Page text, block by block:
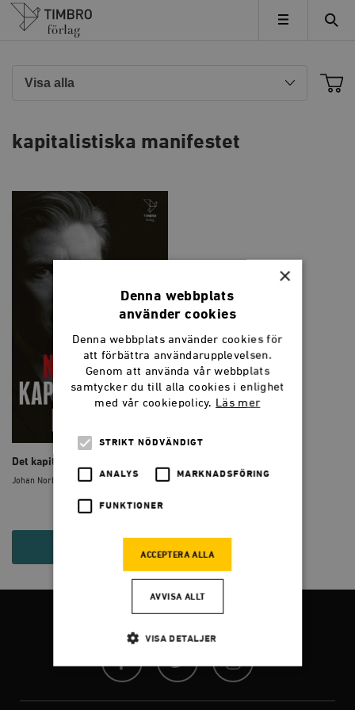
Timbro
MENY
kapitalistiska manifestet
Det kapitalistiska manifestet
Johan Norberg
×
Denna webbplats
använder cookies
Denna webbplats använder cookies för
att förbättra användarupplevelsen.
Genom att använda vår webbplats
samtycker du till alla cookies i enlighet
med vår cookiepolicy. Läs mer
STRIKT NÖDVÄNDIGT
ANALYS MARKNADSFÖRING
FUNKTIONER
ACCEPTERA ALLA
AVVISA ALLT
VISA DETALJER